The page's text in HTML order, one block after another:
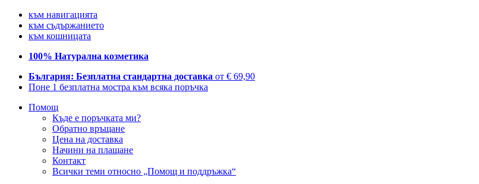
към навигацията
към съдържанието
към кошницата
100% Натурална козметика
България: Безплатна стандартна доставка от € 69,90
Поне 1 безплатна мостра към всяка поръчка
Помощ
Къде е поръчката ми?
Обратно връщане
Цена на доставка
Начини на плащане
Контакт
Всички теми относно „Помощ и поддръжка“